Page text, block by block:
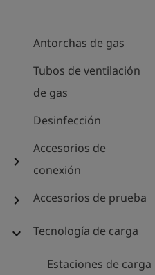
Antorchas de gas
Tubos de ventilación
de gas
Desinfección
chevron_right
Accesorios de
conexión
chevron_right Accesorios de prueba
expand_more Tecnología de carga
Estaciones de carga